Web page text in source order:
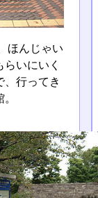
ほんじゃい
いにいく
、行ってき